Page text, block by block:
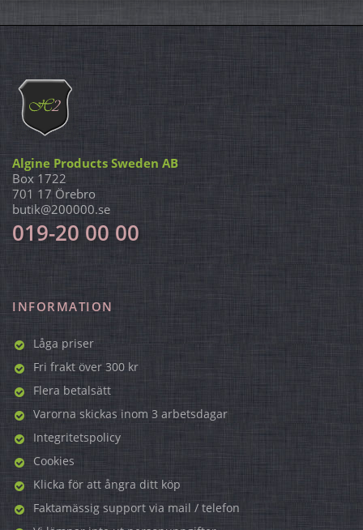
Algine Products Sweden AB
Box 1722
701 17 Örebro
butik@200000.se
019-20 00 00
INFORMATION
Låga priser
Fri frakt över 300 kr
Flera betalsätt
Varorna skickas inom 3 arbetsdagar
Integritetspolicy
Cookies
Klicka för att ångra ditt köp
Faktamässig support via mail / telefon